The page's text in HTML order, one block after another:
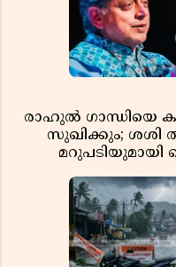
രാഹുൽ ഗാന്ധിയെ
സുഖിക്കും; ശശി